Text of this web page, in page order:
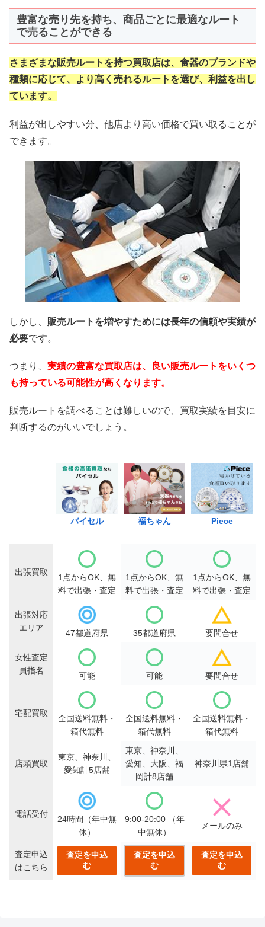
豊富な売り先を持ち、商品ごとに最適なルート
で売ることができる
さまざまな販売ルートを持つ買取店は、食器のブランドや
種類に応じて、より高く売れるルートを選び、利益を出し
ています。
利益が出しやすい分、他店より高い価格で買い取ることが
できます。
しかし、 販売ルートを増やすためには長年の信頼や実績が
必要です。
つまり、 実績の豊富な買取店は、良い販売ルートをいくつ
も持っている可能性が高くなります。
販売ルートを調べることは難しいので、買取実績を目安に
判断するのがいいでしょう。
バイセル 福ちゃん Piece
出張買取
1点からOK、無
料で出張・査定
1点からOK、無
料で出張・査定
1点からOK、無
料で出張・査定
出張対応
エリア
47都道府県 35都道府県 要問合せ
女性査定
員指名
可能 可能 要問合せ
宅配買取
全国送料無料・
箱代無料
全国送料無料・
箱代無料
全国送料無料・
箱代無料
店頭買取
東京、神奈川、
愛知計5店舗
東京、神奈川、
愛知、大阪、福
岡計8店舗
神奈川県1店舗
電話受付
24時間（年中無
休）
9:00-20:00（年
中無休）
メールのみ
査定申込
はこちら
査定を申込
む
査定を申込
む
査定を申込
む